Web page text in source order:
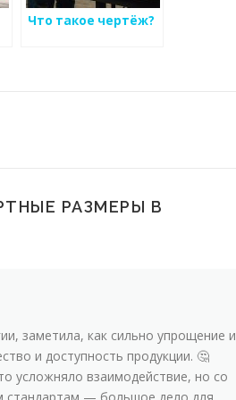
Что такое чертёж?
РАЗМЕРЫ В
заметила, как сильно упрощение и
и доступность продукции. 🤔
усложняло взаимодействие, но со